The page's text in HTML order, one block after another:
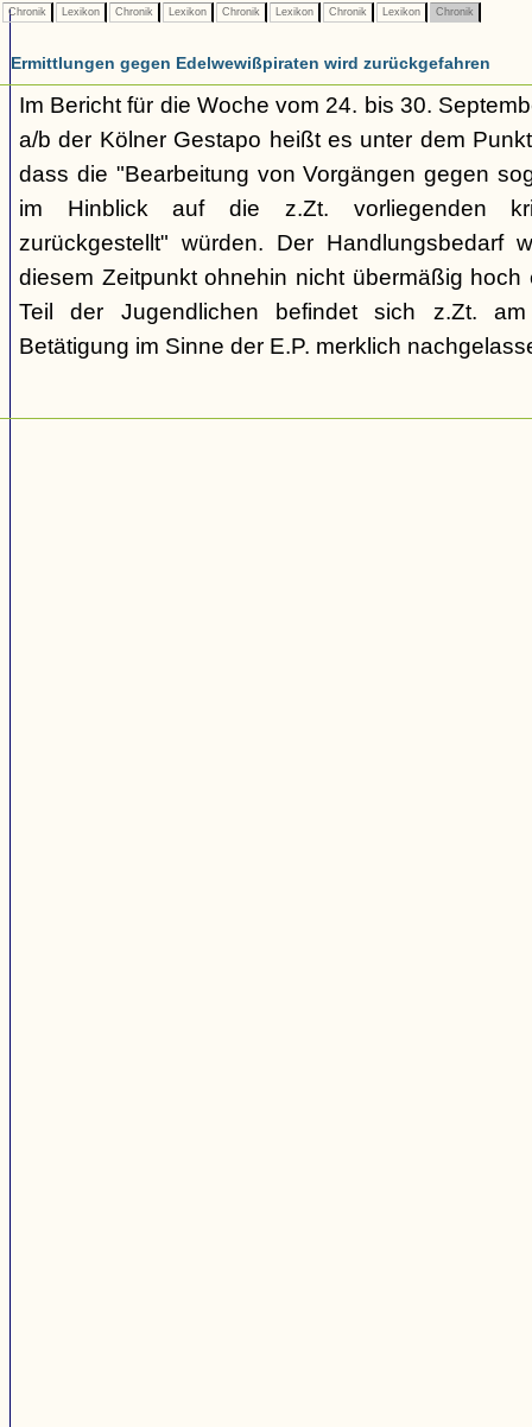
Chronik Lexikon Chronik Lexikon Chronik Lexikon Chronik Lexikon Chronik
Ermittlungen gegen Edelwewißpiraten wird zurückgefahren
Im Bericht für die Woche vom 24. bis 30.
a/b der Kölner Gestapo heißt es unter dem
dass die "Bearbeitung von Vorgängen gegen
im Hinblick auf die z.Zt. vorliegenden
zurückgestellt" würden. Der Handlungsbedarf
diesem Zeitpunkt ohnehin nicht übermäßig hoch
Teil der Jugendlichen befindet sich z.Zt.
Betätigung im Sinne der E.P. merklich